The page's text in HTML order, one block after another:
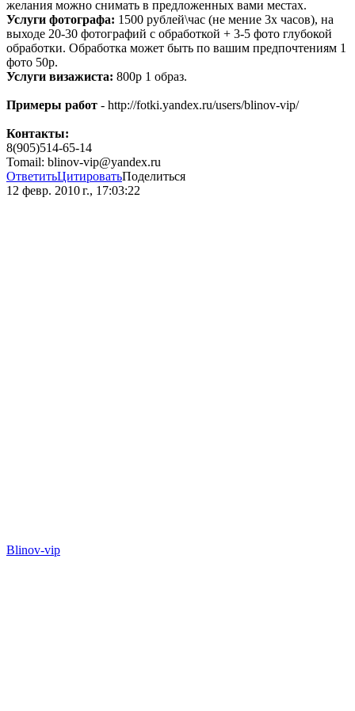
желания можно снимать в предложенных вами местах.
Услуги фотографа: 1500 рублей\час (не мение 3х часов), на
выходе 20-30 фотографий с обработкой + 3-5 фото глубокой
обработки. Обработка может быть по вашим предпочтениям 1
фото 50р.
Услуги визажиста: 800р 1 образ.
Примеры работ - http://fotki.yandex.ru/users/blinov-vip/
Контакты:
8(905)514-65-14
Tomail: blinov-vip@yandex.ru
ОтветитьЦитироватьПоделиться
12 февр. 2010 г., 17:03:22
Blinov-vip